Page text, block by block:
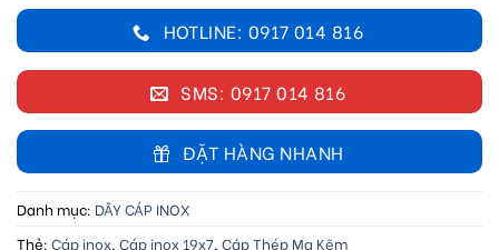
HOTLINE: 0917 014 816
SMS: 0917 014 816
ĐẶT HÀNG NHANH
Danh mục: DÂY CÁP INOX
Thẻ: Cáp inox Cáp inox 19x7 Cáp Thép Mạ Kẽm